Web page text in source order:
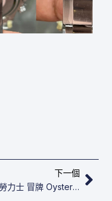
下一個
VS 廠勞力士 冒牌 Oyster Perpetual 41 124300-0003
下